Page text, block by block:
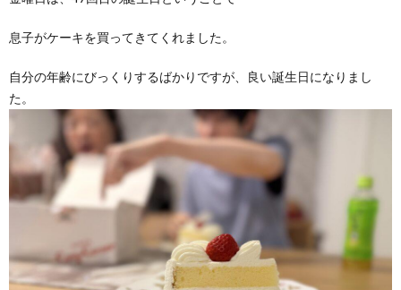
息子がケーキを買ってきてくれました。
自分の年齢にびっくりするばかりですが、良い誕生日になりまし
た。